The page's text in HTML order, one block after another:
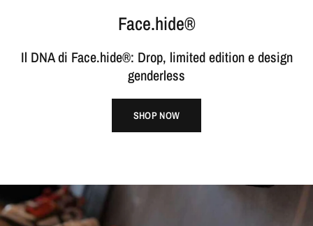
Face.hide®
Il DNA di Face.hide®: Drop, limited edition e design
genderless
SHOP NOW